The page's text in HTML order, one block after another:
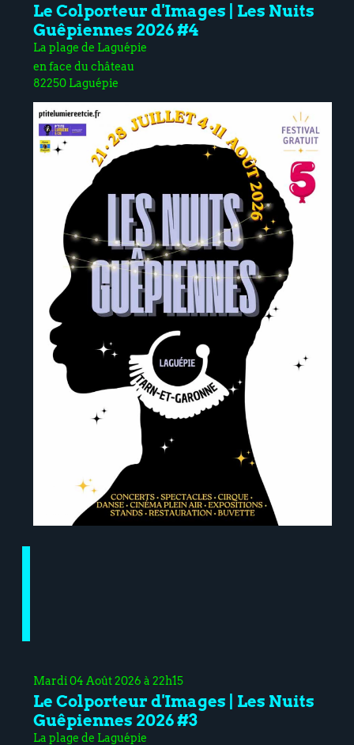
Le Colporteur d'Images | Les Nuits
Guêpiennes 2026 #4
La plage de Laguépie
en face du château
82250 Laguépie
Mardi 04 Août 2026 à 22h15
Le Colporteur d'Images | Les Nuits
Guêpiennes 2026 #3
La plage de Laguépie